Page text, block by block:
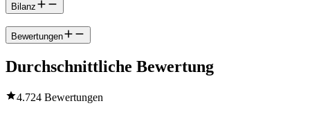
Bilanz
Bewertungen
Durchschnittliche Bewertung
4.724 Bewertungen